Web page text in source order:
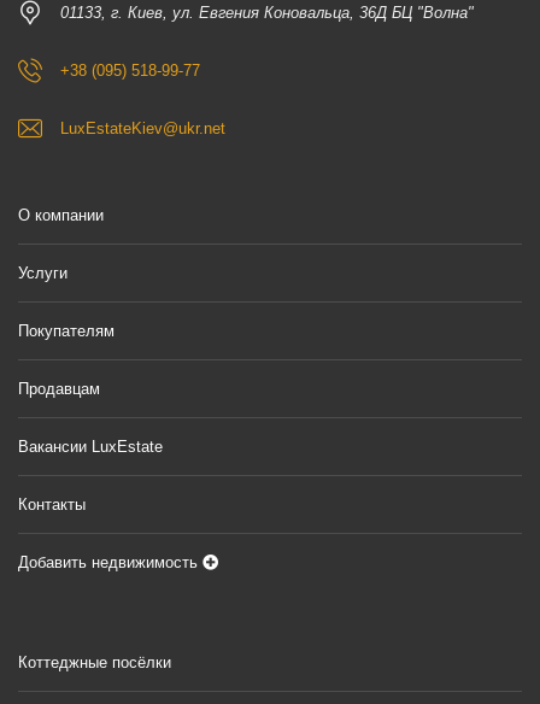
01133, г. Киев, ул. Евгения Коновальца, 36Д БЦ "Волна"
+38 (095) 518-99-77
LuxEstateKiev@ukr.net
О компании
Услуги
Покупателям
Продавцам
Вакансии LuxEstate
Контакты
Добавить недвижимость
Коттеджные посёлки